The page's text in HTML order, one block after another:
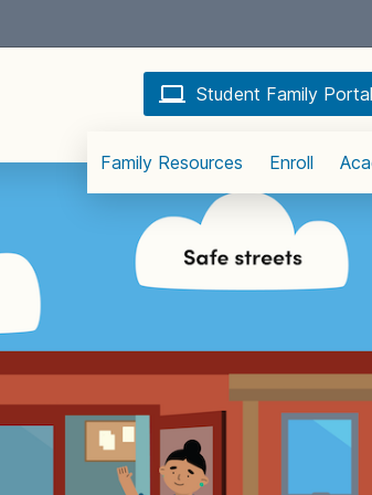
Student Family Portal
Family Resources Enroll